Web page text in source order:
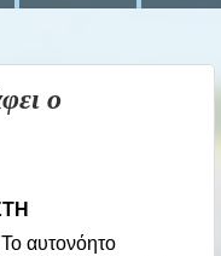
ο
αυτονόητο